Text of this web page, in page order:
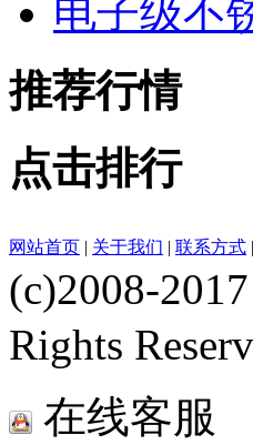
电子级不
推荐行情
点击排行
网站首页 | 关于我们 | 联系方式 |
(c)2008-
Rights
在线客服